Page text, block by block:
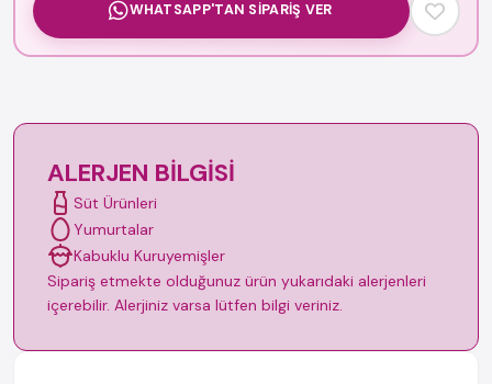
WHATSAPP'TAN SIPARIŞ VER
ALERJEN BILGISI
Süt Ürünleri
Yumurtalar
Kabuklu Kuruyemişler
Sipariş etmekte olduğunuz ürün yukarıdaki alerjenleri
içerebilir. Alerjiniz varsa lütfen bilgi veriniz.